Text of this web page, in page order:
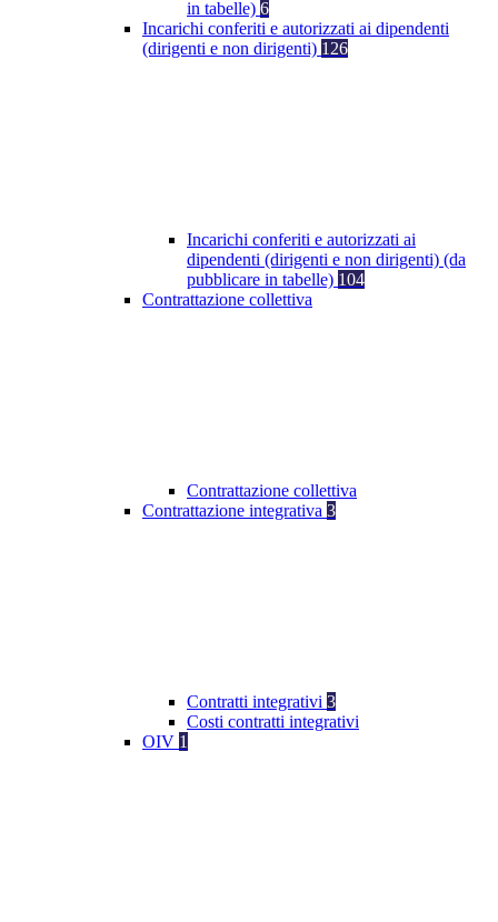
in tabelle) 6
Incarichi conferiti e autorizzati ai dipendenti
(dirigenti e non dirigenti) 126
Incarichi conferiti e autorizzati ai
dipendenti (dirigenti e non dirigenti) (da
pubblicare in tabelle) 104
Contrattazione collettiva
Contrattazione collettiva
Contrattazione integrativa 3
Contratti integrativi 3
Costi contratti integrativi
OIV 1